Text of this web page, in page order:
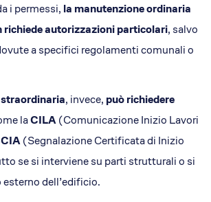
i permessi, la manutenzione ordinaria
richiede autorizzazioni particolari, salvo
a specifici regolamenti comunali o
, invece, può richiedere
laCILA(Comunicazione Inizio Lavori
(Segnalazione Certificata di Inizio
se si interviene su parti strutturali o si
dell’edificio​​.